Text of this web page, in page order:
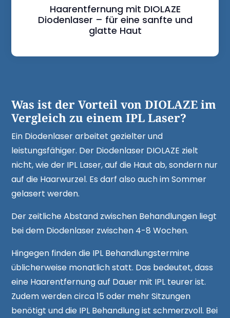
Haarentfernung mit DIOLAZE
Diodenlaser – für eine sanfte und
glatte Haut
Was ist der Vorteil von DIOLAZE im
Vergleich zu einem IPL Laser?
Ein Diodenlaser arbeitet gezielter und
leistungsfähiger. Der Diodenlaser DIOLAZE zielt
nicht, wie der IPL Laser, auf die Haut ab, sondern nur
auf die Haarwurzel. Es darf also auch im Sommer
gelasert werden.
Der zeitliche Abstand zwischen Behandlungen liegt
bei dem Diodenlaser zwischen 4-8 Wochen.
Hingegen finden die IPL Behandlungstermine
üblicherweise monatlich statt. Das bedeutet, dass
eine Haarentfernung auf Dauer mit IPL teurer ist.
Zudem werden circa 15 oder mehr Sitzungen
benötigt und die IPL Behandlung ist schmerzvoll. Bei